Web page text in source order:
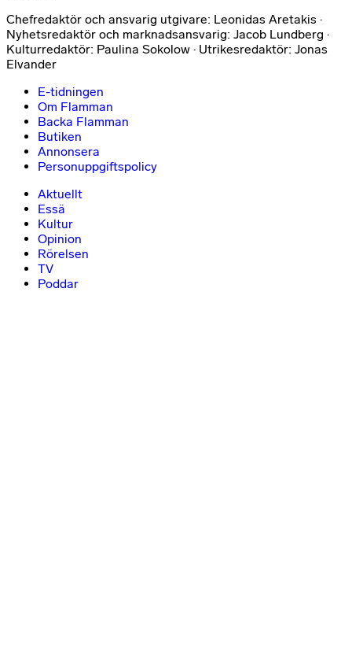
Chefredaktör och ansvarig utgivare: Leonidas Aretakis ·
Nyhetsredaktör och marknadsansvarig: Jacob Lundberg ·
Kulturredaktör: Paulina Sokolow · Utrikesredaktör: Jonas
Elvander
E-tidningen
Om Flamman
Backa Flamman
Butiken
Annonsera
Personuppgiftspolicy
Aktuellt
Essä
Kultur
Opinion
Rörelsen
TV
Poddar